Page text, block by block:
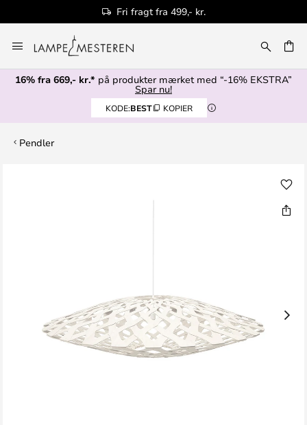
Fri fragt fra 499,- kr.
to
Content
16% fra 669,- kr.* på produkter mærket med “-16% EKSTRA”
Spar nu!
KODE:BEST KOPIER
Pendler